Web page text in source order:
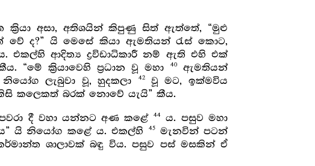
ක්‍රියා අසා, අතිශයින් කිපුණු සිත් ඇත්තේ, “මුළු
ද?” යි මෙසේ කියා ඇමතියන් රැස් කොට,
එකල්හි ආදිත්‍ය ද්‍රවිඩාධිකාරී නම් ඇති එහි එක්
ක්‍රියාවෙහි ප්‍රධාන වූ මහා
40ඇමතියන්
ලැබුවා වූ, හුදකලා 42වූ මට, ඉක්මවිය
කලෙකත් බරක් නොවේ යැයි” කීය.
දී වහා යන්නට අණ කළේ 44
ය. පසුව මහා
යි නියෝග කළේ ය. එකල්හි
45මැනවින් පටන්
ශාලාවක් බඳු විය. පසුව පස් මසකින් ඒ